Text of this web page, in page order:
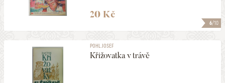
6/10
20 Kč
POHL JOSEF
Křižovatka v trávě